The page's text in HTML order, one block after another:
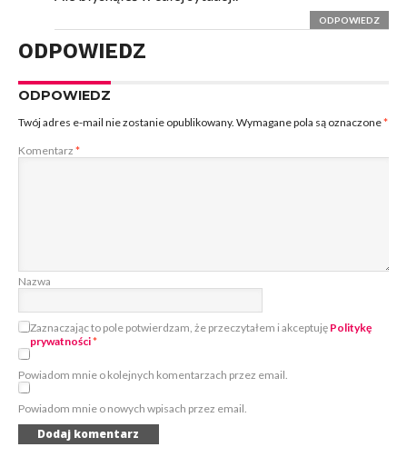
ODPOWIEDZ
ODPOWIEDZ
ODPOWIEDZ
Twój adres e-mail nie zostanie opublikowany. Wymagane pola są oznaczone*
Komentarz *
Nazwa
Zaznaczając to pole potwierdzam, że przeczytałem i akceptuję Politykę
prywatności*
Powiadom mnie o kolejnych komentarzach przez email.
Powiadom mnie o nowych wpisach przez email.